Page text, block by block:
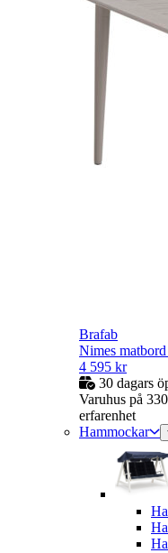
Brafab
Nimes
4 595 kr
30 dagars
Varuhus på
erfarenhet
Hammockar